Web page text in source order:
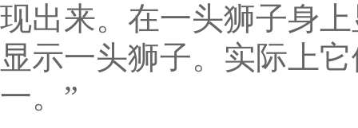
现出来。在一头狮子身
显示一头狮子。实际上
一。”